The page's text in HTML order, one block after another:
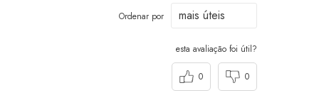
Ordenar por
esta avaliação foi útil?
0 0